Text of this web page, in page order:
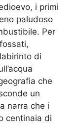
i primi
paludoso
Per
di
che
un
narra che i
centinaia di